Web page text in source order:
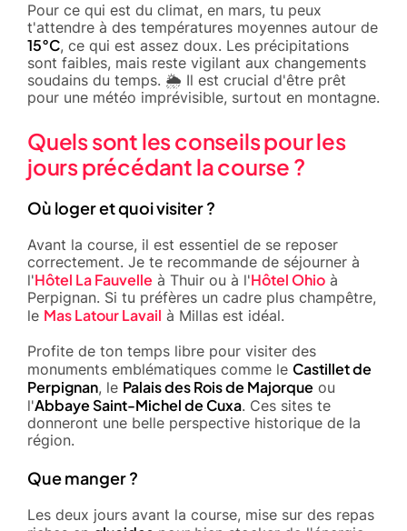
Pour ce qui est du climat, en mars, tu peux
t'attendre à des températures moyennes autour de
15°C, ce qui est assez doux. Les précipitations
sont faibles, mais reste vigilant aux changements
soudains du temps. 🌦️ Il est crucial d'être prêt
pour une météo imprévisible, surtout en montagne.
Quels sont les conseils pour les
jours précédant la course ?
Où loger et quoi visiter ?
Avant la course, il est essentiel de se reposer
correctement. Je te recommande de séjourner à
l'Hôtel La Fauvelle à Thuir ou à l'Hôtel Ohio à
Perpignan. Si tu préfères un cadre plus champêtre,
le Mas Latour Lavail à Millas est idéal.
Profite de ton temps libre pour visiter des
monuments emblématiques comme le Castillet de
Perpignan, le Palais des Rois de Majorque ou
l'Abbaye Saint-Michel de Cuxa. Ces sites te
donneront une belle perspective historique de la
région.
Que manger ?
Les deux jours avant la course, mise sur des repas